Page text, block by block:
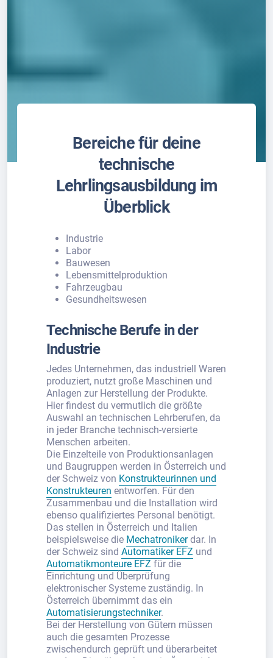
Bereiche für deine
technische
Lehrlingsausbildung im
Überblick
Industrie
Labor
Bauwesen
Lebensmittelproduktion
Fahrzeugbau
Gesundheitswesen
Technische Berufe in der
Industrie
Jedes Unternehmen, das industriell Waren
produziert, nutzt große Maschinen und
Anlagen zur Herstellung der Produkte.
Hier findest du vermutlich die größte
Auswahl an technischen Lehrberufen, da
in jeder Branche technisch-versierte
Menschen arbeiten.
Die Einzelteile von Produktionsanlagen
und Baugruppen werden in Österreich und
der Schweiz von Konstrukteurinnen und
Konstrukteuren entworfen. Für den
Zusammenbau und die Installation wird
ebenso qualifiziertes Personal benötigt.
Das stellen in Österreich und Italien
beispielsweise die Mechatronikerdar. In
der Schweiz sind Automatiker EFZ und
Automatikmonteure EFZ für die
Einrichtung und Überprüfung
elektronischer Systeme zuständig. In
Österreich übernimmt das ein
Automatisierungstechniker.
Bei der Herstellung von Gütern müssen
auch die gesamten Prozesse
zwischendurch geprüft und überarbeitet